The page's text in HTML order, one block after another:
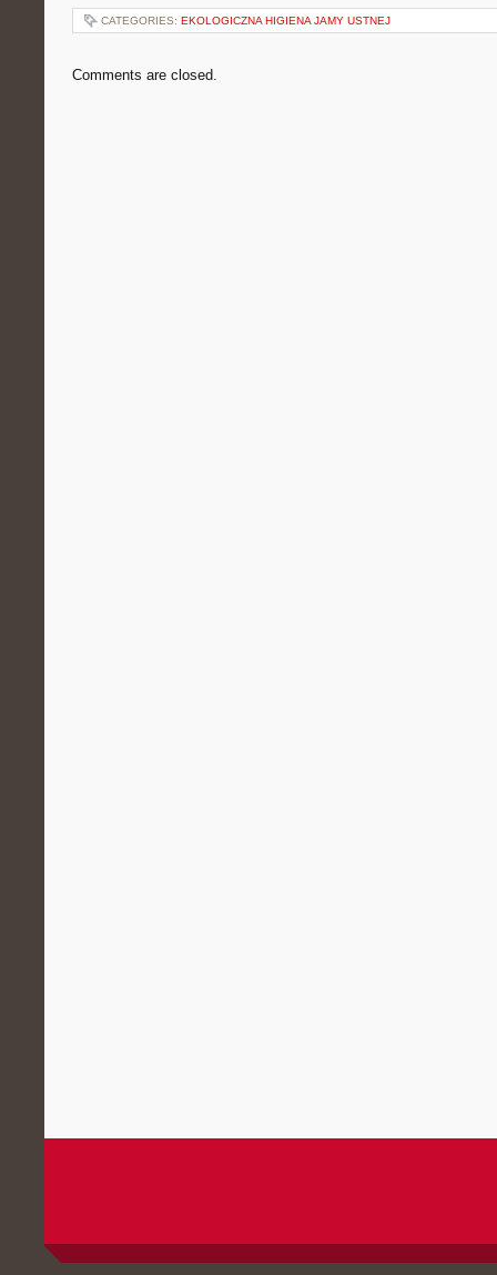
CATEGORIES: EKOLOGICZNA HIGIENA JAMY USTNEJ
Comments are closed.